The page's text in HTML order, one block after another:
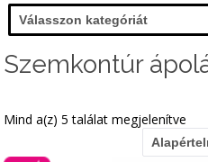
Válasszon kategóriát
Szemkontúr
Mind a(z) 5 találat megjelenítve